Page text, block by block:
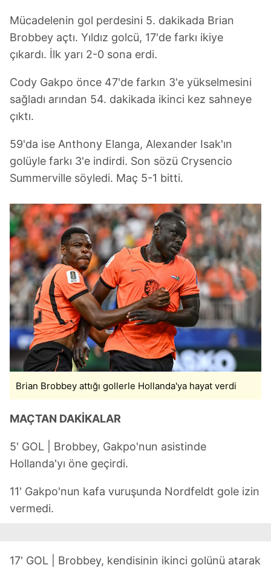
Mücadelenin gol perdesini 5. dakikada Brian
Brobbey açtı. Yıldız golcü, 17'de farkı ikiye
çıkardı. İlk yarı 2-0 sona erdi.
Cody Gakpo önce 47'de farkın 3'e yükselmesini
sağladı arından 54. dakikada ikinci kez sahneye
çıktı.
59'da ise Anthony Elanga, Alexander Isak'ın
golüyle farkı 3'e indirdi. Son sözü Crysencio
Summerville söyledi. Maç 5-1 bitti.
Brian Brobbey attığı gollerle Hollanda'ya hayat verdi
MAÇTAN DAKİKALAR
5' GOL | Brobbey, Gakpo'nun asistinde
Hollanda'yı öne geçirdi.
11' Gakpo'nun kafa vuruşunda Nordfeldt gole izin
vermedi.
17' GOL | Brobbey, kendisinin ikinci golünü atarak